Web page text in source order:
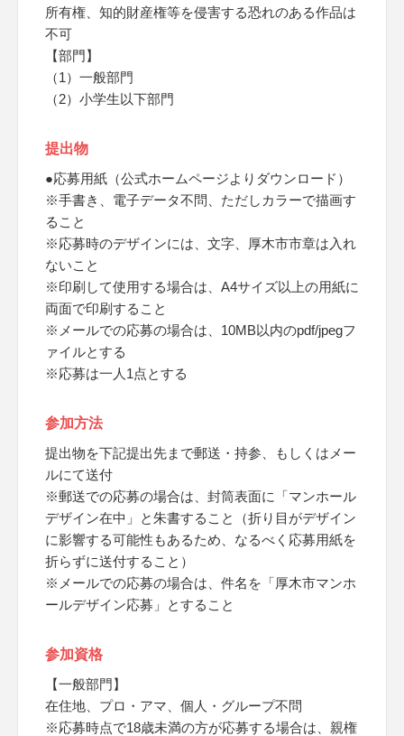
所有権、知的財産権等を侵害する恐れのある作品は
不可
【部門】
（1）一般部門
（2）小学生以下部門
提出物
●応募用紙（公式ホームページよりダウンロード）
※手書き、電子データ不問、ただしカラーで描画す
ること
※応募時のデザインには、文字、厚木市市章は入れ
ないこと
※印刷して使用する場合は、A4サイズ以上の用紙に
両面で印刷すること
※メールでの応募の場合は、10MB以内のpdf/jpegフ
ァイルとする
※応募は一人1点とする
参加方法
提出物を下記提出先まで郵送・持参、もしくはメー
ルにて送付
※郵送での応募の場合は、封筒表面に「マンホール
デザイン在中」と朱書すること（折り目がデザイン
に影響する可能性もあるため、なるべく応募用紙を
折らずに送付すること）
※メールでの応募の場合は、件名を「厚木市マンホ
ールデザイン応募」とすること
参加資格
【一般部門】
在住地、プロ・アマ、個人・グループ不問
※応募時点で18歳未満の方が応募する場合は、親権